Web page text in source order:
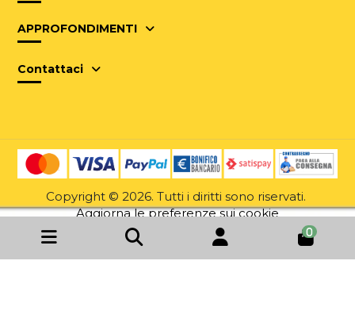
0
APPROFONDIMENTI
Contattaci
Copyright © 2026. Tutti i diritti sono riservati.
Aggiorna le preferenze sui cookie